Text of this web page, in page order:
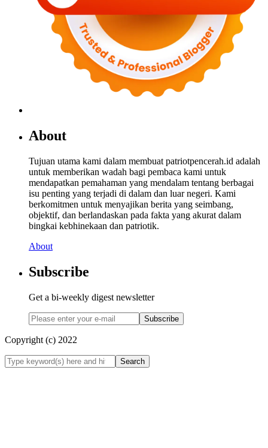
About
Tujuan utama kami dalam membuat patriotpencerah.id adalah
untuk memberikan wadah bagi pembaca kami untuk
mendapatkan pemahaman yang mendalam tentang berbagai
isu penting yang terjadi di dalam dan luar negeri. Kami
berkomitmen untuk menyajikan berita yang seimbang,
objektif, dan berlandaskan pada fakta yang akurat dalam
bingkai kebhinekaan dan patriotik.
About
Subscribe
Get a bi-weekly digest newsletter
Subscribe
Copyright (c) 2022